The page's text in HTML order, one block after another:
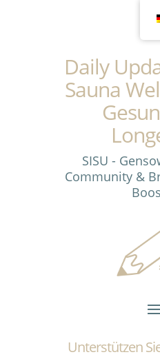
Daily
Sauna
SISU -
Community &
Unterstützen